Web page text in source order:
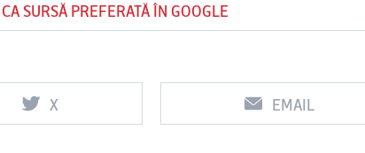
CA SURSĂ PREFERATĂ ÎN GOOGLE
X EMAIL